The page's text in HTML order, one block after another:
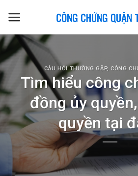
CÂU HỎI THƯỜNG GẶP, CÔNG
Tìm hiểu công
đồng ủy
quyền tại